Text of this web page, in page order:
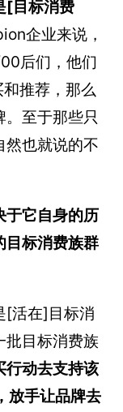
[目标消费
企业来说，
后们，他们
推荐，那么
至于那些只
然也就说的不
于它自身的历
目标消费族群
[活在]目标消
批目标消费族
行动去支持该
放手让品牌去